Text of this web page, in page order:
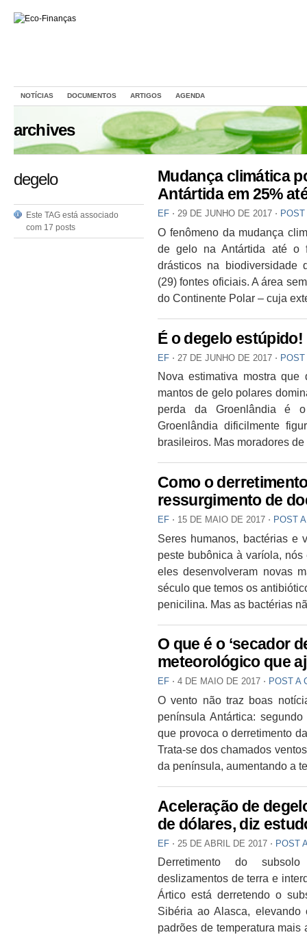
NOTÍCIAS DOCUMENTOS ARTIGOS AGENDA
archives
degelo
Este TAG está associado
com 17 posts
Mudança climática
Antártida em 25%
EF ⋅ 29 DE JUNHO DE 2017 ⋅
O fenômeno da mudança
de gelo na Antártida até o
drásticos na biodiversidade
(29) fontes oficiais. A área
do Continente Polar – cuja
É o degelo estúpido!
EF ⋅ 27 DE JUNHO DE 2017 ⋅ POST
Nova estimativa mostra
mantos de gelo polares
perda da Groenlândia é
Groenlândia dificilmente
brasileiros. Mas moradores
Como o
ressurgimento de
EF ⋅ 15 DE MAIO DE 2017 ⋅ POST
Seres humanos, bactérias e
peste bubônica à varíola,
eles desenvolveram novas
século que temos os
penicilina. Mas as bactérias
O que é o ‘secador
meteorológico que
EF ⋅ 4 DE MAIO DE 2017 ⋅ POST A
O vento não traz boas
península Antártica:
que provoca o derretimento
Trata-se dos chamados
da península, aumentando a
Aceleração de
de dólares, diz
EF ⋅ 25 DE ABRIL DE 2017 ⋅ POST
Derretimento do subsolo
deslizamentos de terra e
Ártico está derretendo o
Sibéria ao Alasca,
padrões de temperatura